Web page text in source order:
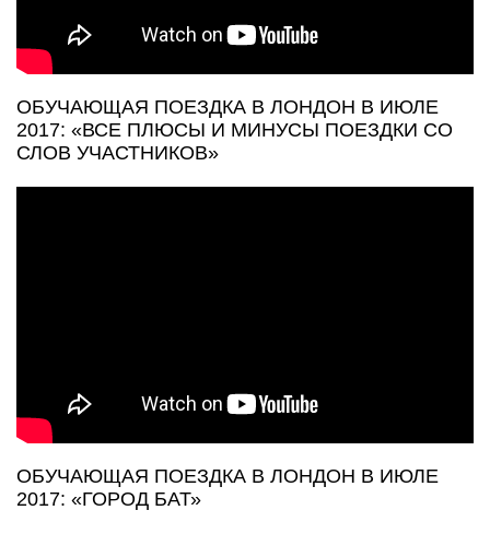
ОБУЧАЮЩАЯ ПОЕЗДКА В ЛОНДОН В ИЮЛЕ
2017: «ВСЕ ПЛЮСЫ И МИНУСЫ ПОЕЗДКИ СО
СЛОВ УЧАСТНИКОВ»
ОБУЧАЮЩАЯ ПОЕЗДКА В ЛОНДОН В ИЮЛЕ
2017: «ГОРОД БАТ»